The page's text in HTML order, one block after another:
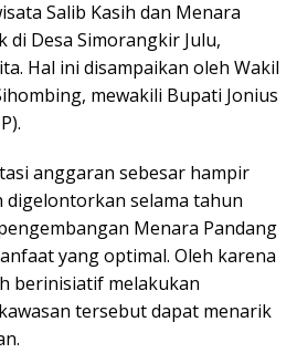
Salib Kasih dan Menara
di Desa Simorangkir Julu,
Hal ini disampaikan oleh Wakil
mewakili Bupati Jonius
anggaran sebesar hampir
digelontorkan selama tahun
Menara Pandang
yang optimal. Oleh karena
berinisiatif melakukan
tersebut dapat menarik